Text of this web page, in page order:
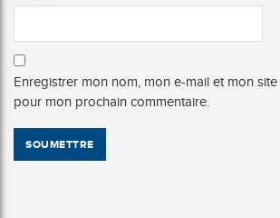
Enregistrer mon nom, mon e-mail et mon
pour mon prochain commentaire.